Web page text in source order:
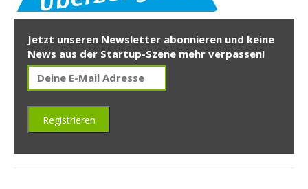
Jetzt unseren Newsletter abonnieren und keine
News aus der Startup-Szene mehr verpassen!